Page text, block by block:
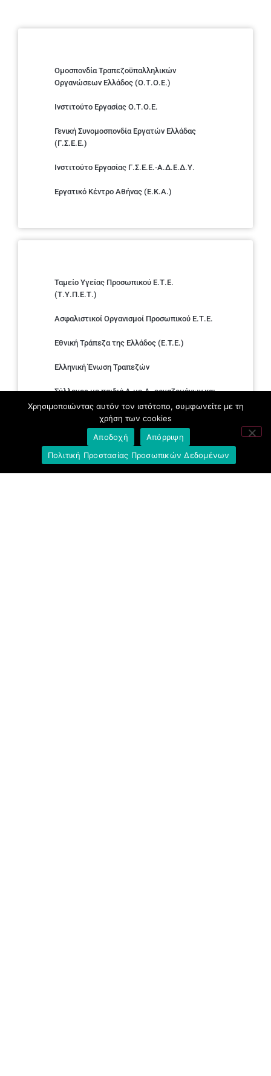
Ομοσπονδία Τραπεζοϋπαλληλικών
Οργανώσεων Ελλάδος (Ο.Τ.Ο.Ε.)
Ινστιτούτο Εργασίας Ο.Τ.Ο.Ε.
Γενική Συνομοσπονδία Εργατών Ελλάδας
(Γ.Σ.Ε.Ε.)
Ινστιτούτο Εργασίας Γ.Σ.Ε.Ε.-Α.Δ.Ε.Δ.Υ.
Εργατικό Κέντρο Αθήνας (Ε.Κ.Α.)
Ταμείο Υγείας Προσωπικού Ε.Τ.Ε.
(Τ.Υ.Π.Ε.Τ.)
Ασφαλιστικοί Οργανισμοί Προσωπικού Ε.Τ.Ε.
Εθνική Τράπεζα της Ελλάδος (E.T.E.)
Ελληνική Ένωση Τραπεζών
Σύλλογος με παιδιά Α.με.Α. εργαζομένων και
συνταξιούχων Ε.Τ.Ε.
Υπουργείο Εργασίας και Κοινωνικών
Υποθέσεων
Χρησιμοποιώντας αυτόν τον ιστότοπο, συμφωνείτε με τη
χρήση των cookies
Αποδοχή
Απόρριψη
Πολιτική Προστασίας Προσωπικών Δεδομένων